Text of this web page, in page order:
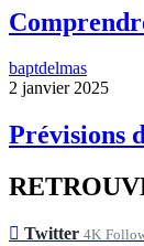
baptdelmas
2 janvier 2025
Prévisions
Twitter 4K